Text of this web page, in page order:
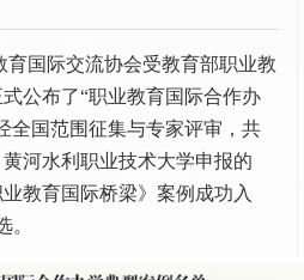
育国际交流协会受教育部职业教
公布了“职业教育国际合作办
全国范围征集与专家评审，共
河水利职业技术大学申报的
教育国际桥梁》案例成功入
。